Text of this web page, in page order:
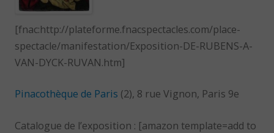
[fnac:http://plateforme.fnacspectacles.com/place-
spectacle/manifestation/Exposition-DE-RUBENS-A-
VAN-DYCK-RUVAN.htm]
Pinacothèque de Paris (2), 8 rue Vignon, Paris 9e
Catalogue de l’exposition : [amazon template=add to